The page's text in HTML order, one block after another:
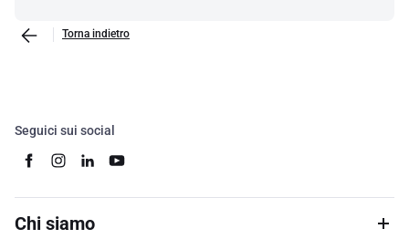
Torna indietro
Seguici sui social
Chi siamo